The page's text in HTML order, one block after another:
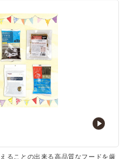
ることの出来る高品質なフードを厳